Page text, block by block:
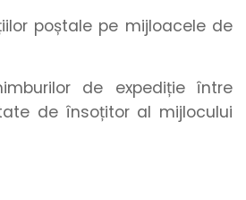
poștale pe mijloacele de
de expediție între
de însoțitor al mijlocului